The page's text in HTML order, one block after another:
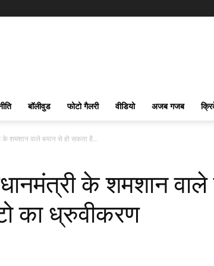
बॉलीवुड फोटो गैलरी वीडियो अजब गजब
के शमशान वाले बयान से हो सकता है...
के शमशान
का ध्रुवीकरण